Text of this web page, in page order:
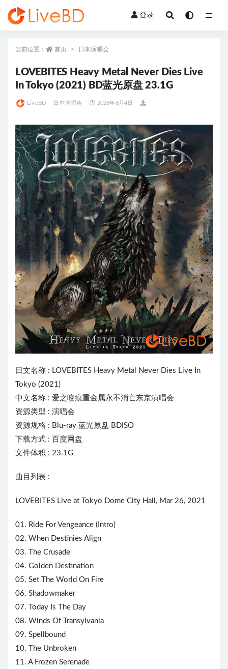
登录
当前位置： 首页 日本演唱会
LOVEBITES Heavy Metal Never Dies Live
In Tokyo (2021) BD蓝光原盘 23.1G
LiveBD 日本演唱会 2026年6月4日
日文名称 : LOVEBITES Heavy Metal Never Dies Live In
Tokyo (2021)
中文名称 : 爱之咬痕重金属永不消亡东京演唱会
资源类型 : 演唱会
资源规格 : Blu-ray 蓝光原盘 BDISO
下载方式 : 百度网盘
文件体积 : 23.1G
曲目列表 :
LOVEBITES Live at Tokyo Dome City Hall, Mar 26, 2021
01. Ride For Vengeance (Intro)
02. When Destinies Align
03. The Crusade
04. Golden Destination
05. Set The World On Fire
06. Shadowmaker
07. Today Is The Day
08. Winds Of Transylvania
09. Spellbound
10. The Unbroken
11. A Frozen Serenade